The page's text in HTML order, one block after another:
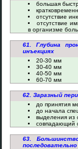
большая
отсутствие
отсутствие
в организме
61. Глубина
инъекциях
20-30 мм
30-40 мм
40-50 мм
60-70 мм
62. Заразный
до принятия
до начала
выделения из
совпадающий
63.